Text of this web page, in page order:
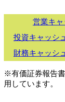
営業キ
投資キャッシ
財務キャッシ
※有価証券報告
用しています。